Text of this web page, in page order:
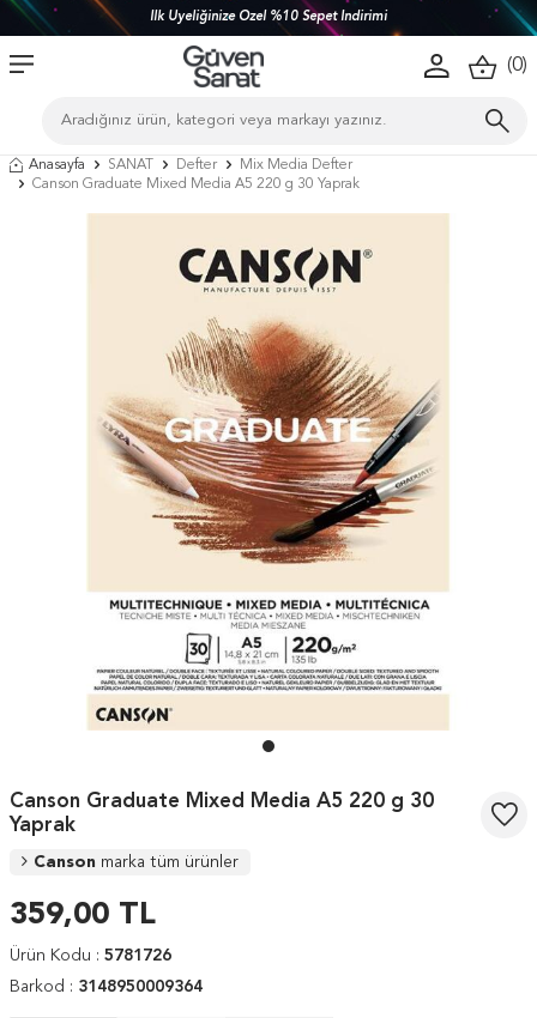
İlk Üyeliğinize Özel %10 Sepet İndirimi
(0)
Anasayfa SANAT Defter
Mix Media Defter
Canson Graduate Mixed Media A5 220 g 30 Yaprak
Canson Graduate Mixed Media A5 220 g 30
Yaprak
Canson marka tüm ürünler
359,00 TL
Ürün Kodu : 5781726
Barkod : 3148950009364